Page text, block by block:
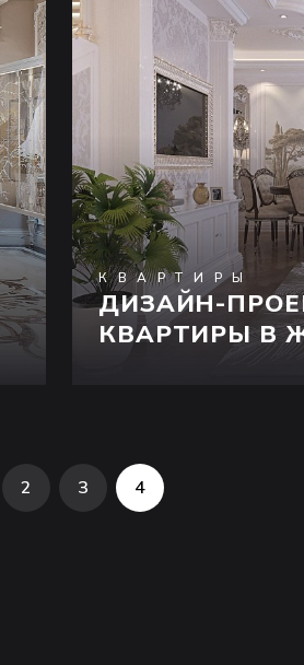
КВАРТИРЫ
ДИЗАЙН-
КВАРТИРЫ В
2 3 4